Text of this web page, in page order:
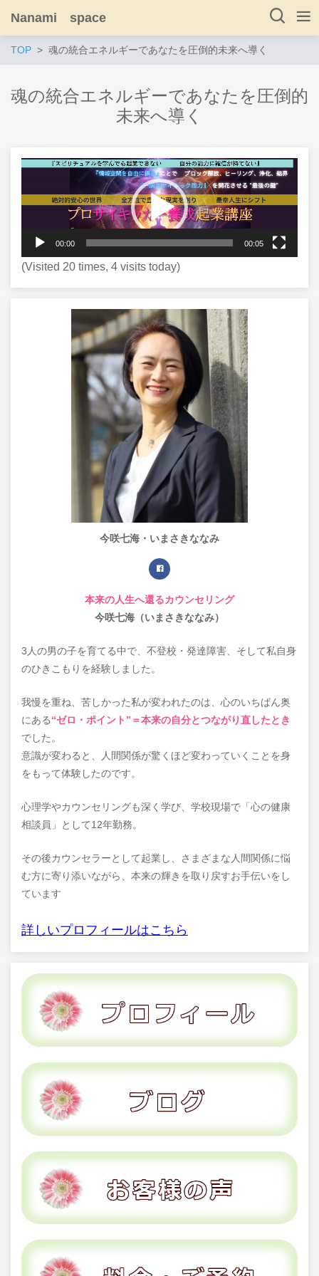
Nanami space
TOP 魂の統合エネルギーであなたを圧倒的未来へ導く
魂の統合エネルギーであなたを圧倒的
未来へ導く
動
プ
ヤ
ー
00:00 00:05
(Visited 20 times, 4 visits today)
今咲七海・いまさきななみ
本来の人生へ還るカウンセリング
今咲七海（いまさきななみ）
3人の男の子を育てる中で、不登校・発達障害、そして私自身
のひきこもりを経験しました。
我慢を重ね、苦しかった私が変われたのは、心のいちばん奥
にある“ゼロ・ポイント”＝本来の自分とつながり直したとき
でした。
意識が変わると、人間関係が驚くほど変わっていくことを身
をもって体験したのです。
心理学やカウンセリングも深く学び、学校現場で「心の健康
相談員」として12年勤務。
その後カウンセラーとして起業し、さまざまな人間関係に悩
む方に寄り添いながら、本来の輝きを取り戻すお手伝いをし
ています
詳しいプロフィールはこちら